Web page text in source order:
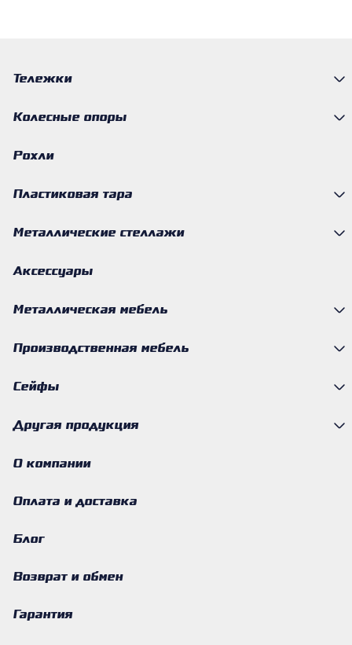
Тележки
Колесные опоры
Рохли
Пластиковая тара
Металлические стеллажи
Аксессуары
Металлическая мебель
Производственная мебель
Сейфы
Другая продукция
О компании
Оплата и доставка
Блог
Возврат и обмен
Гарантия